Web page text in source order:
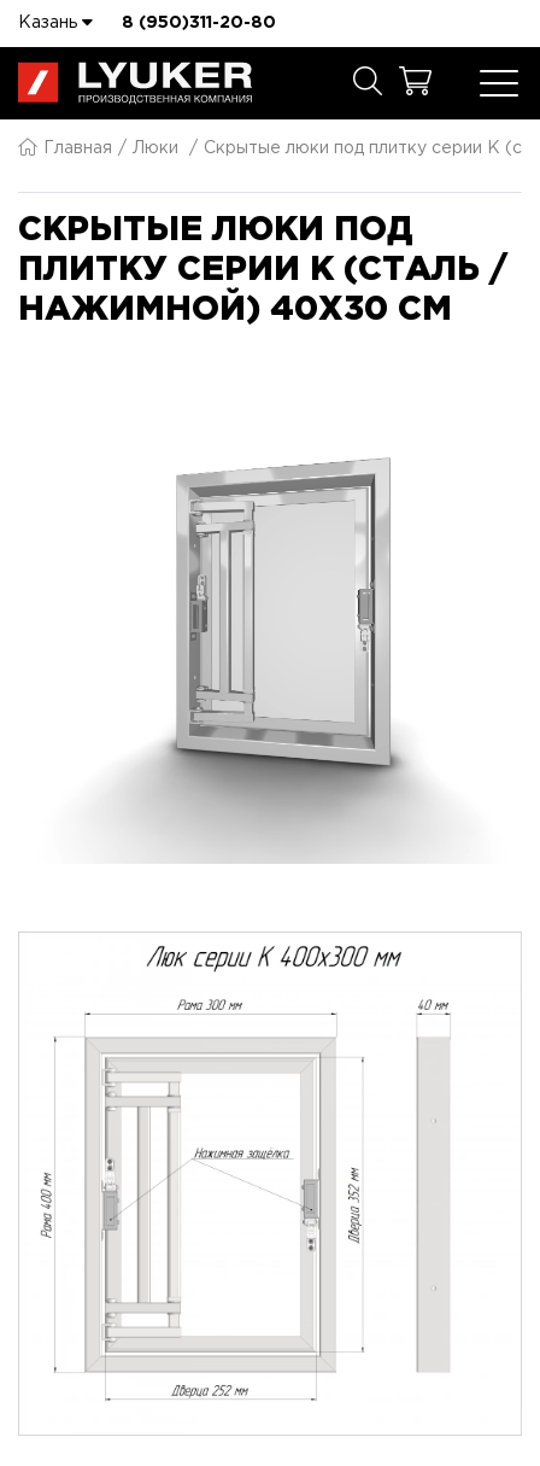
Казань 8 (950)311-20-80
Главная Люки Скрытые люки под плитку серии K
СКРЫТЫЕ ЛЮКИ ПОД
ПЛИТКУ СЕРИИ K (СТАЛЬ /
НАЖИМНОЙ) 40X30 СМ